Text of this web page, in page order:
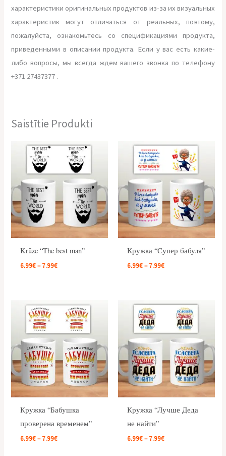
характеристики оригинальных продуктов из-за их визуальных
характеристик могут отличаться от реальных, поэтому,
пожалуйста, ознакомьтесь со спецификациями продукта,
приведенными в описании продукта. Если у вас есть какие-
либо вопросы, мы всегда ждем вашего звонка по телефону
+371 27437377 .
Saistītie Produkti
Krūze “The best man”
6.99€– 7.99€
Price
range:
6.99€
through
7.99€
Кружка “Супер бабуля”
6.99€ – 7.99€
Price
range:
6.99€
through
7.99€
Кружка “Бабушка
проверена временем”
6.99€– 7.99€
Price
range:
6.99€
through
7.99€
Кружка “Лучше Деда
не найти”
6.99€ – 7.99€
Price
range:
6.99€
through
7.99€